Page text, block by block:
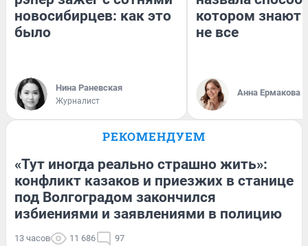
новосибирцев: как это
было
Нина Раневская
Журналист
котором знают
не все
Анна Ермакова
РЕКОМЕНДУЕМ
«Тут иногда реально страшно жить»:
конфликт казаков и приезжих в станице
под Волгоградом закончился
избиениями и заявлениями в полицию
13 часов 11 686 97